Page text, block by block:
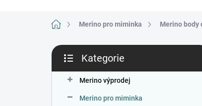
Domů Merino pro miminka Merino body
P
s
kategorie
Kategorie
Merino výprodej
Merino pro miminka